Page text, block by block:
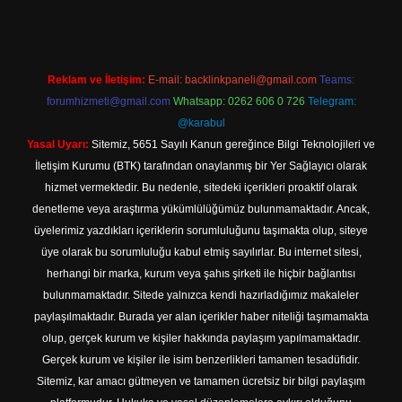
Reklam ve İletişim: E-mail: backlinkpaneli@gmail.com Teams:
forumhizmeti@gmail.com Whatsapp: 0262 606 0 726 Telegram:
@karabul
Yasal Uyarı: Sitemiz, 5651 Sayılı Kanun gereğince Bilgi Teknolojileri ve
İletişim Kurumu (BTK) tarafından onaylanmış bir Yer Sağlayıcı olarak
hizmet vermektedir. Bu nedenle, sitedeki içerikleri proaktif olarak
denetleme veya araştırma yükümlülüğümüz bulunmamaktadır. Ancak,
üyelerimiz yazdıkları içeriklerin sorumluluğunu taşımakta olup, siteye
üye olarak bu sorumluluğu kabul etmiş sayılırlar. Bu internet sitesi,
herhangi bir marka, kurum veya şahıs şirketi ile hiçbir bağlantısı
bulunmamaktadır. Sitede yalnızca kendi hazırladığımız makaleler
paylaşılmaktadır. Burada yer alan içerikler haber niteliği taşımamakta
olup, gerçek kurum ve kişiler hakkında paylaşım yapılmamaktadır.
Gerçek kurum ve kişiler ile isim benzerlikleri tamamen tesadüfidir.
Sitemiz, kar amacı gütmeyen ve tamamen ücretsiz bir bilgi paylaşım